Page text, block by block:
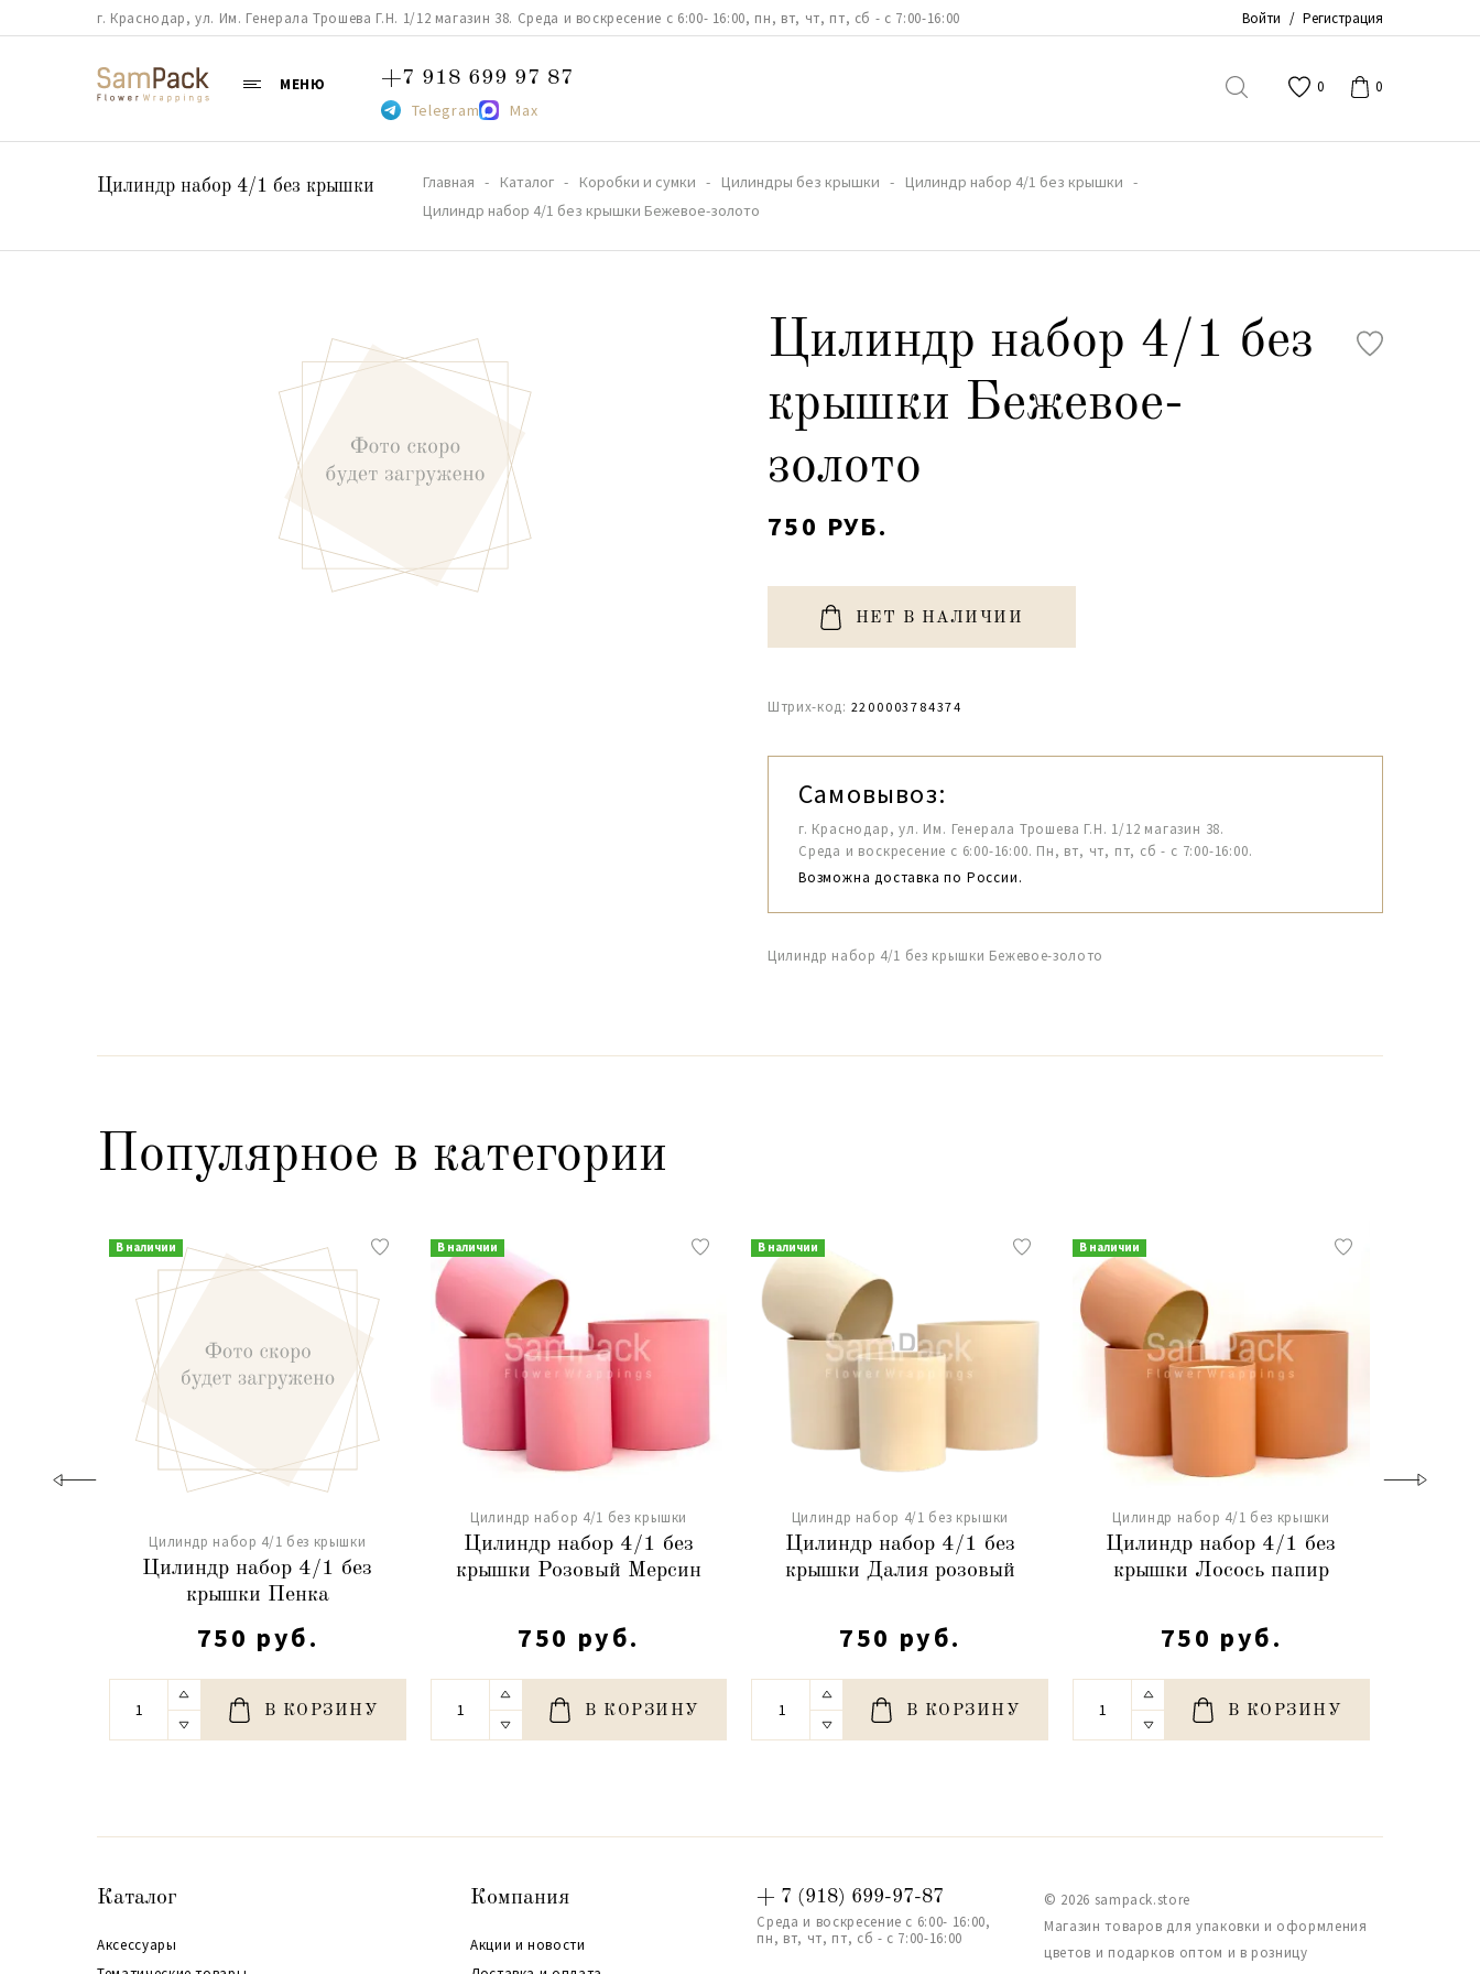
г. Краснодар, ул. Им. Генерала Трошева Г.Н. 1/12 магазин 38. Среда и воскресение с 6:00- 16:00, пн, вт, чт, пт, сб - с 7:00-16:00 Войти / Регистрация
МЕНЮ +7 918 699 97 87
Telegram Max
0 0
Цилиндр набор 4/1 без крышки Главная Каталог Коробки и сумки Цилиндры без крышки
Цилиндр набор 4/1 без крышки
Цилиндр набор 4/1 без крышки Бежевое-золото
Цилиндр набор 4/1 без
крышки Бежевое-
золото
750 РУБ.
НЕТ В НАЛИЧИИ
Штрих-код: 2200003784374
Самовывоз:
г. Краснодар, ул. Им. Генерала Трошева Г.Н. 1/12 магазин 38.
Среда и воскресение с 6:00-16:00. Пн, вт, чт, пт, сб - с 7:00-16:00.
Возможна доставка по России.
Цилиндр набор 4/1 без крышки Бежевое-золото
Популярное в категории
В наличии
Цилиндр набор 4/1 без крышки
Цилиндр набор 4/1 без
крышки Пенка
750 руб.
В КОРЗИНУ
В наличии
Цилиндр набор 4/1 без крышки
Цилиндр набор 4/1 без
крышки Розовый Мерсин
750 руб.
В КОРЗИНУ
В наличии
Цилиндр набор 4/1 без крышки
Цилиндр набор 4/1 без
крышки Далия розовый
750 руб.
В КОРЗИНУ
В наличии
Цилиндр набор 4/1 без крышки
Цилиндр набор 4/1 без
крышки Лосось папир
750 руб.
В КОРЗИНУ
Каталог
Аксессуары
Компания
Акции и новости
+ 7 (918) 699-97-87
Среда и воскресение с 6:00- 16:00,
пн, вт, чт, пт, сб - с 7:00-16:00
© 2026 sampack.store
Магазин товаров для упаковки и оформления
цветов и подарков оптом и в розницу